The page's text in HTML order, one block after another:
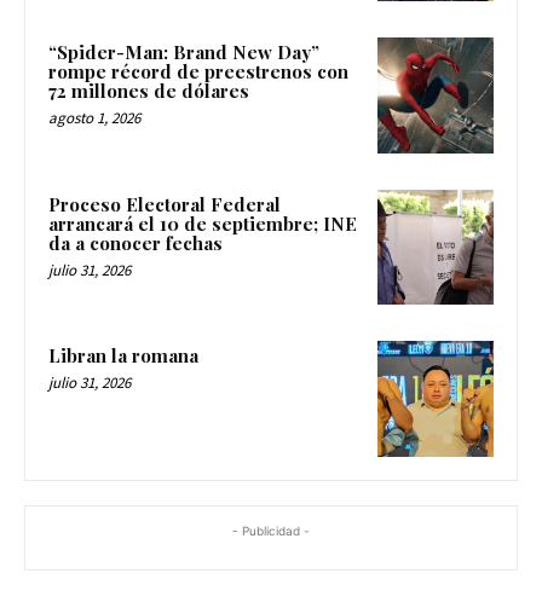
“Spider-Man: Brand New Day”
rompe récord de preestrenos con
72 millones de dólares
agosto 1, 2026
Proceso Electoral Federal
arrancará el 10 de septiembre; INE
da a conocer fechas
julio 31, 2026
Libran la romana
julio 31, 2026
- Publicidad -